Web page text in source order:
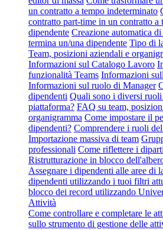
un contratto a tempo indeterminato
contratto part-time in un contratto a
dipendente Creazione automatica
termina un/una dipendente Tipo di
Team, posizioni aziendali e
Informazioni sul Catalogo Lavoro
funzionalità Teams Informazioni
Informazioni sul ruolo di Manager
dipendenti Quali sono i diversi
piattaforma? FAQ su team,
organigramma Come impostare il
dipendenti? Comprendere i ruoli
Importazione massiva di team
professionali Come riflettere i
Ristrutturazione in blocco
Assegnare i dipendenti alle aree di
dipendenti utilizzando i tuoi filtri
blocco dei record utilizzando
Attività
Come controllare e completare le
sullo strumento di gestione delle